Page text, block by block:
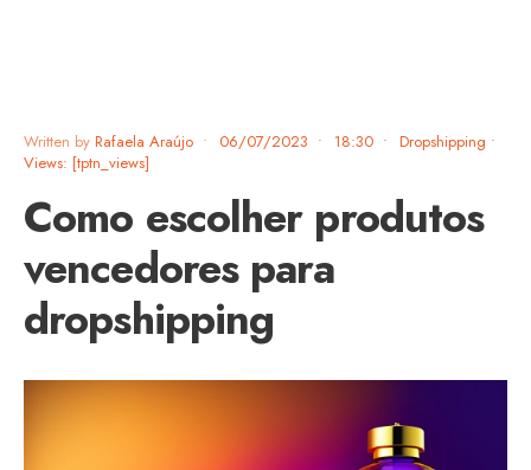
Written by Rafaela Araújo • 06/07/2023 • 18:30 • Dropshipping •
Views: [tptn_views]
Como escolher produtos
vencedores para
dropshipping